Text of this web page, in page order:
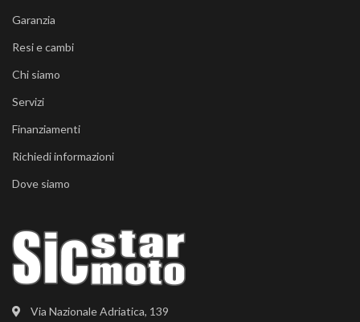
Via Nazionale Adriatica, 139
Garanzia
Resi e cambi
Chi siamo
Servizi
Finanziamenti
Richiedi informazioni
Dove siamo